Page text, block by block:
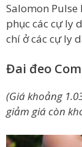
Salomon
phục các cự ly
chí ở các cự ly
Đai đeo
(Giá khoảng
giảm giá còn